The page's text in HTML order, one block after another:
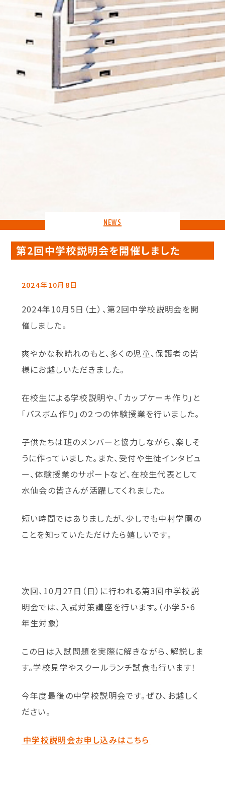
NEWS
第2回中学校説明会を開催しました
2024年10月8日
2024年10月5日（土）、第2回中学校説明会を開
催しました。
爽やかな秋晴れのもと、多くの児童、保護者の皆
様にお越しいただきました。
在校生による学校説明や、「カップケーキ作り」と
「バスボム作り」の２つの体験授業を行いました。
子供たちは班のメンバーと協力しながら、楽しそ
うに作っていました。また、受付や生徒インタビュ
ー、体験授業のサポートなど、在校生代表として
水仙会の皆さんが活躍してくれました。
短い時間ではありましたが、少しでも中村学園の
ことを知っていたただけたら嬉しいです。
次回、10月27日（日）に行われる第3回中学校説
明会では、入試対策講座を行います。（小学5・6
年生対象）
この日は入試問題を実際に解きながら、解説しま
す。学校見学やスクールランチ試食も行います！
今年度最後の中学校説明会です。ぜひ、お越しく
ださい。
中学校説明会お申し込みはこちら